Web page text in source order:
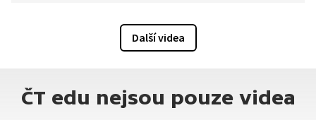
jeho úmrtí v dubnu 2025 a byla odvysílána v rámci
hlavní zpravodajské relace.Další videa
ČT edu nejsou pouze videa